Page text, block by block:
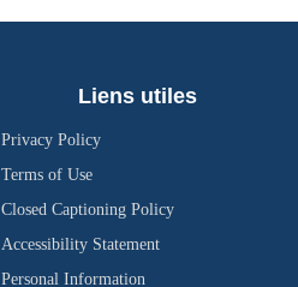
Liens utiles
Privacy Policy
Terms of Use
Closed Captioning Policy
Accessibility Statement
Personal Information